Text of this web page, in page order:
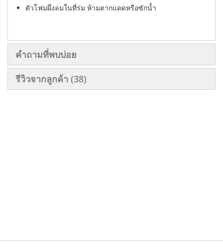
ตัวโฟมผึ่งลมในที่ร่ม ห้ามตากแดดหรือซักน้ำ
คำถามที่พบบ่อย
รีวิวจากลูกค้า 38